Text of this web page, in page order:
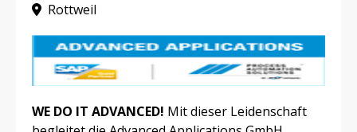
Rottweil
WE DO IT ADVANCED! Mit dieser Leidenschaft